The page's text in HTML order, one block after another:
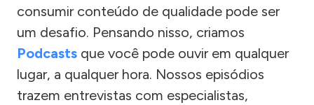
consumir conteúdo de qualidade pode ser
um desafio. Pensando nisso, criamos
Podcasts que você pode ouvir em qualquer
lugar, a qualquer hora. Nossos episódios
trazem entrevistas com especialistas,